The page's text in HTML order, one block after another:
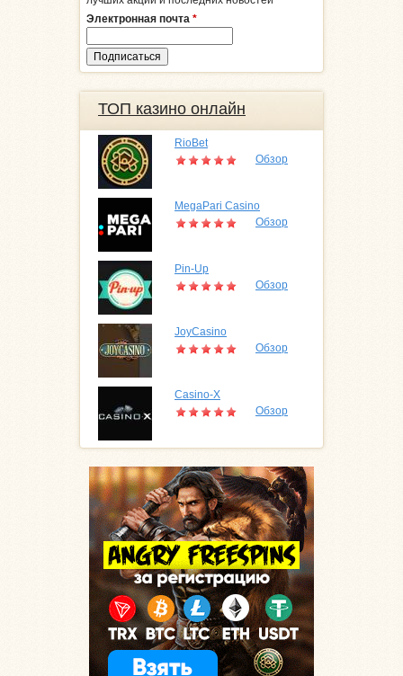
Электронная почта *
ТОП казино онлайн
RioBet
Обзор
MegaPari Casino
Обзор
Pin-Up
Обзор
JoyCasino
Обзор
Casino-X
Обзор